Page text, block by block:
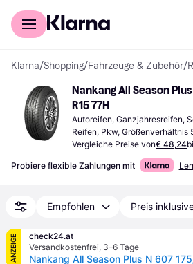
Für Shopper
Klarna/Shopping/Fahrzeuge & Zubehör/
Nankang All Season
R15 77H
Autoreifen, Ganzjahresreifen,
Reifen, Pkw, Größenverhältnis
Geschwindigkeitsindex H (210
Vergleiche Preise von€ 48,24
Probiere flexible Zahlungen mit
Empfohlen Preis
ANZEIGE
check24.at
Versandkostenfrei, 3–6 Tage